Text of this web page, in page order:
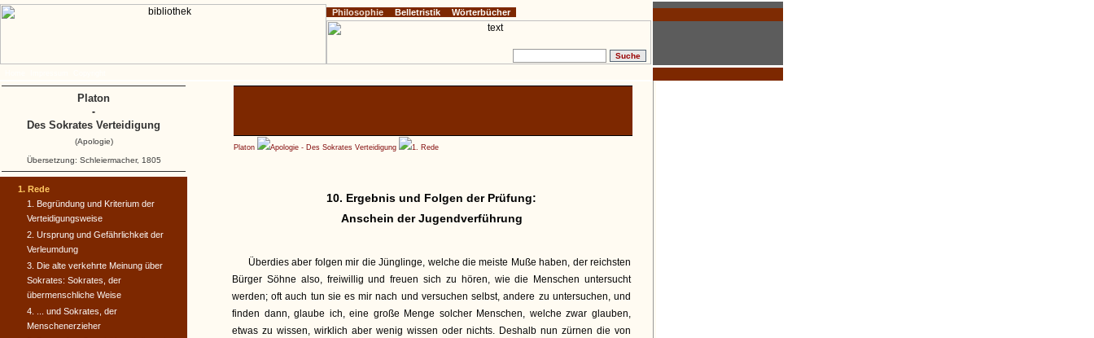
Platon Apologie - Des Sokrates Verteidigung 1. Rede
10. Ergebnis und Folgen der Prüfung:
Anschein der Jugendverführung
Überdies aber folgen mir die Jünglinge, welche die meiste Muße haben, der reichsten
Bürger Söhne also, freiwillig und freuen sich zu hören, wie die Menschen untersucht
werden; oft auch tun sie es mir nach und versuchen selbst, andere zu untersuchen, und
finden dann, glaube ich, eine große Menge solcher Menschen, welche zwar glauben,
etwas zu wissen, wirklich aber wenig wissen oder nichts. Deshalb nun zürnen die von
1. Rede
1. Begründung und Kriterium der
Verteidigungsweise
2. Ursprung und Gefährlichkeit der
Verleumdung
3. Die alte verkehrte Meinung über
Sokrates: Sokrates, der
übermenschliche Weise
4. ... und Sokrates, der
Menschenerzieher
Philosophie Belletristik Wörterbücher
Platon
-
Des Sokrates Verteidigung
(Apologie)
Übersetzung: Schleiermacher, 1805